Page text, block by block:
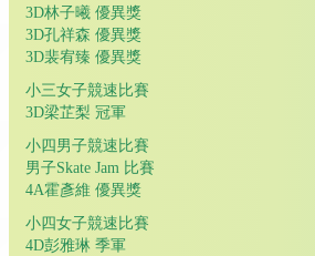
3D林子曦 優異獎
3D孔祥森 優異獎
3D裴宥臻 優異獎
小三女子競速比賽
3D梁芷梨 冠軍
小四男子競速比賽
男子Skate Jam 比賽
4A霍彥維 優異獎
小四女子競速比賽
4D彭雅琳 季軍